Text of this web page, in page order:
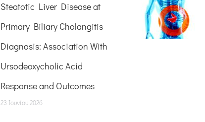
Steatotic Liver Disease at
Primary Biliary Cholangitis
Diagnosis: Association With
Ursodeoxycholic Acid
Response and Outcomes
23 Ιουνίου 2026